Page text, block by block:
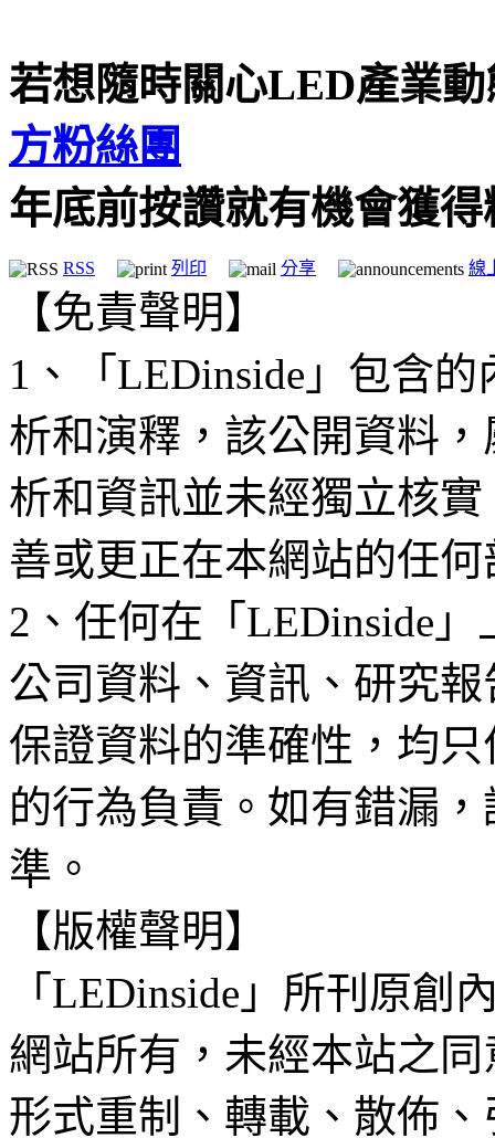
若想隨時關心LED產業
方粉絲團
年底前按讚就有機會獲
RSS 列印 分享 線
【免責聲明】
1、「LEDinside」包含
析和演釋，該公開資料
析和資訊並未經獨立核
善或更正在本網站的任
2、任何在「LEDinside
公司資料、資訊、研究
保證資料的準確性，均
的行為負責。如有錯漏
準。
【版權聲明】
「LEDinside」所刊原創
網站所有，未經本站之
形式重制、轉載、散佈